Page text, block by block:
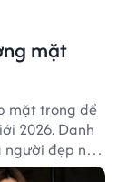
mặt
mặt trong đề
2026. Danh
người đẹp nổi